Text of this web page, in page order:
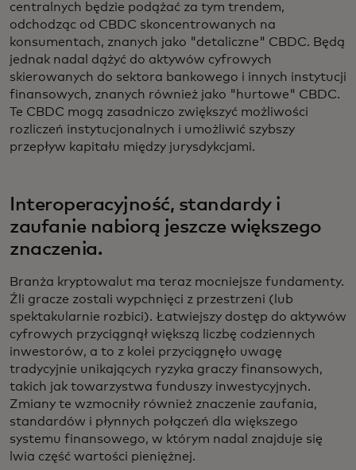
centralnych będzie podążać za tym trendem,
odchodząc od CBDC skoncentrowanych na
konsumentach, znanych jako "detaliczne" CBDC. Będą
jednak nadal dążyć do aktywów cyfrowych
skierowanych do sektora bankowego i innych instytucji
finansowych, znanych również jako "hurtowe" CBDC.
Te CBDC mogą zasadniczo zwiększyć możliwości
rozliczeń instytucjonalnych i umożliwić szybszy
przepływ kapitału między jurysdykcjami.
Interoperacyjność, standardy i
zaufanie nabiorą jeszcze większego
znaczenia.
Branża kryptowalut ma teraz mocniejsze fundamenty.
Źli gracze zostali wypchnięci z przestrzeni (lub
spektakularnie rozbici). Łatwiejszy dostęp do aktywów
cyfrowych przyciągnął większą liczbę codziennych
inwestorów, a to z kolei przyciągnęło uwagę
tradycyjnie unikających ryzyka graczy finansowych,
takich jak towarzystwa funduszy inwestycyjnych.
Zmiany te wzmocniły również znaczenie zaufania,
standardów i płynnych połączeń dla większego
systemu finansowego, w którym nadal znajduje się
lwia część wartości pieniężnej.